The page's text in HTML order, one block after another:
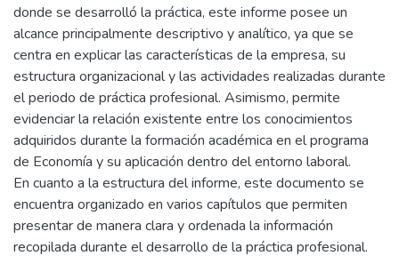
donde se desarrolló la práctica, este informe posee un
alcance principalmente descriptivo y analítico, ya que se
centra en explicar las características de la empresa, su
estructura organizacional y las actividades realizadas durante
el periodo de práctica profesional. Asimismo, permite
evidenciar la relación existente entre los conocimientos
adquiridos durante la formación académica en el programa
de Economía y su aplicación dentro del entorno laboral.
En cuanto a la estructura del informe, este documento se
encuentra organizado en varios capítulos que permiten
presentar de manera clara y ordenada la información
recopilada durante el desarrollo de la práctica profesional.